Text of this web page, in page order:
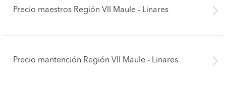
Precio maestros Región VII Maule - Linares
Precio mantención Región VII Maule - Linares